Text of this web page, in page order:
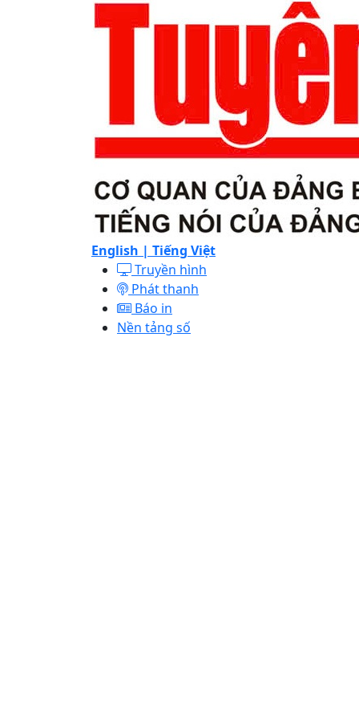
English | Tiếng Việt
Truyền hình
Phát thanh
Báo in
Nền tảng số